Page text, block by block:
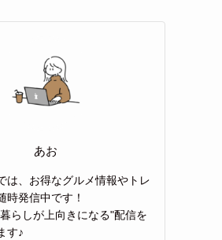
あお
は、お得なグルメ情報やトレ
時発信中です！
らしが上向きになる"配信を
す♪